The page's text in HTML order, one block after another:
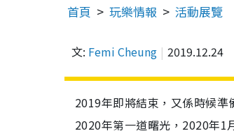
首頁 玩樂情報 活動展覽
文: Femi Cheung 2019.12.24
2019年即將結束，又係時候
2020年第一道曙光，2020年1